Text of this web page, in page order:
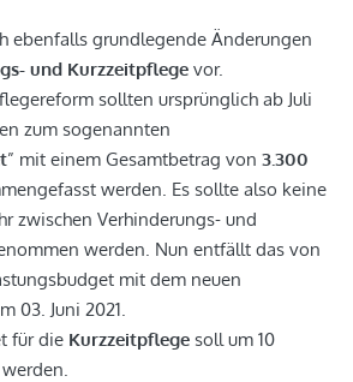
ebenfalls grundlegende Änderungen
und Kurzzeitpflege vor.
sollten ursprünglich ab Juli
zum sogenannten
” mit einem Gesamtbetrag von 3.300
werden. Es sollte also keine
zwischen Verhinderungs- und
werden. Nun entfällt das von
mit dem neuen
03. Juni 2021.
für die Kurzzeitpflege soll um 10